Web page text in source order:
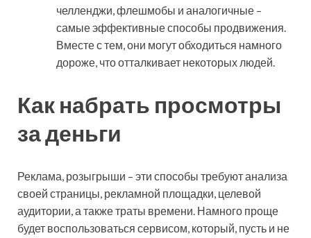
челленджи, флешмобы и аналогичные –
самые эффективные способы продвижения.
Вместе с тем, они могут обходиться намного
дороже, что отталкивает некоторых людей.
Как набрать просмотры
за деньги
Реклама, розыгрыши – эти способы требуют анализа
своей страницы, рекламной площадки, целевой
аудитории, а также траты времени. Намного проще
будет воспользоваться сервисом, который, пусть и не